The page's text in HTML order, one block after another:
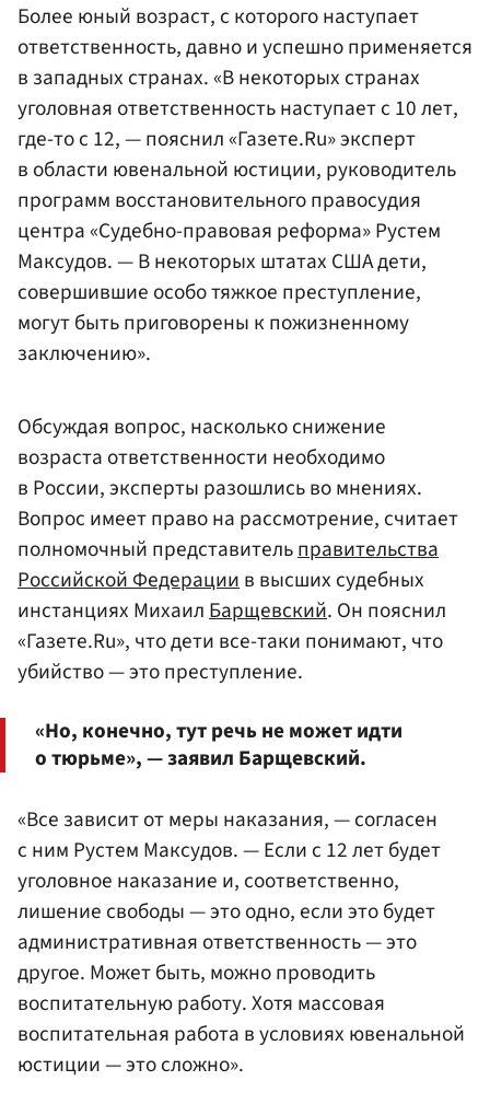
Более юный возраст, с которого наступает
ответственность, давно и успешно применяется
в западных странах. «В некоторых странах
уголовная ответственность наступает с 10 лет,
где-то с 12, — пояснил «Газете.Ru» эксперт
в области ювенальной юстиции, руководитель
программ восстановительного правосудия
центра «Судебно-правовая реформа» Рустем
Максудов. — В некоторых штатах США дети,
совершившие особо тяжкое преступление,
могут быть приговорены к пожизненному
заключению».
Обсуждая вопрос, насколько снижение
возраста ответственности необходимо
в России, эксперты разошлись во мнениях.
Вопрос имеет право на рассмотрение, считает
полномочный представительправительства
Российской Федерациив высших судебных
инстанциях МихаилБарщевский. Он пояснил
«Газете.Ru», что дети все-таки понимают, что
убийство — это преступление.
«Но, конечно, тут речь не может идти
о тюрьме», — заявил Барщевский.
«Все зависит от меры наказания, — согласен
с ним Рустем Максудов. — Если с 12 лет будет
уголовное наказание и, соответственно,
лишение свободы — это одно, если это будет
административная ответственность — это
другое. Может быть, можно проводить
воспитательную работу. Хотя массовая
воспитательная работа в условиях ювенальной
юстиции — это сложно».